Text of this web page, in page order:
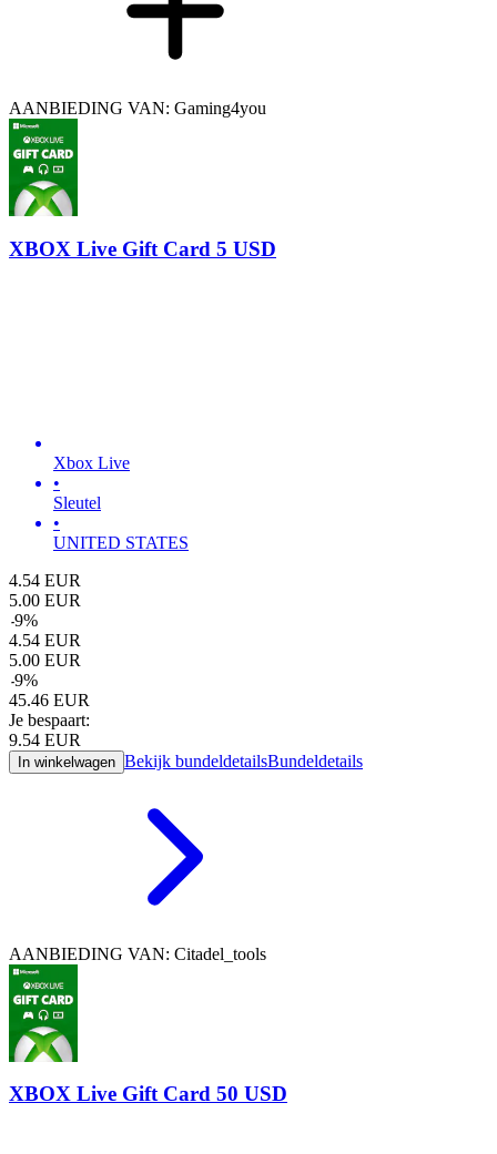
AANBIEDING VAN: Gaming4you
XBOX Live Gift Card 5 USD
Xbox Live
•
Sleutel
•
UNITED STATES
4.54 EUR
5.00 EUR
-9%
4.54 EUR
5.00 EUR
-9%
45.46 EUR
Je bespaart:
9.54 EUR
In winkelwagen Bekijk bundeldetailsBundeldetails
AANBIEDING VAN: Citadel_tools
XBOX Live Gift Card 50 USD